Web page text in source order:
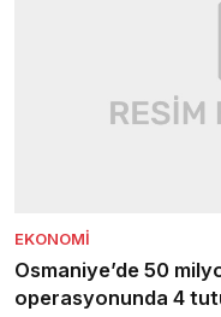
EKONOMI
Osmaniye’de 50
operasyonunda 4